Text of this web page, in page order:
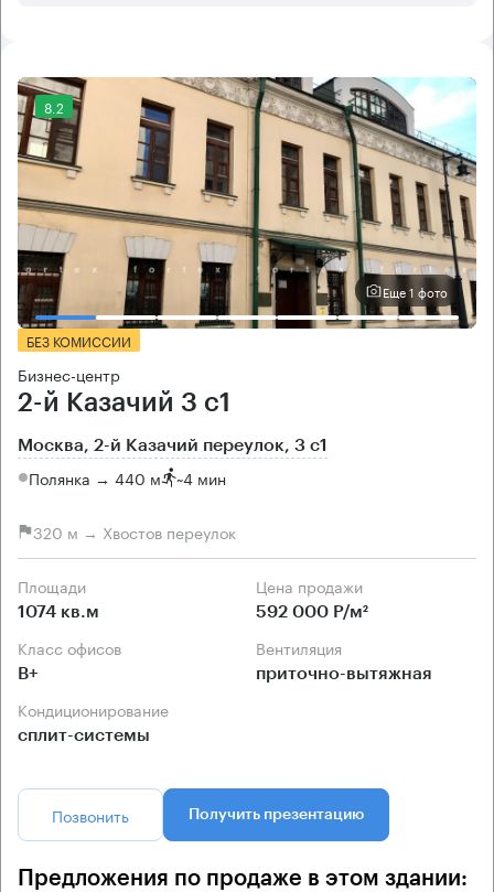
8.2
Еще 1 фото
БЕЗ КОМИССИИ
Бизнес-центр
2-й Казачий 3 с1
Москва, 2-й Казачий переулок, 3 с1
Полянка → 440 м ~4 мин
320 м → Хвостов переулок
Площади
1074 кв.м
Цена продажи
592 000 Р/м²
Класс офисов
B+
Вентиляция
приточно-вытяжная
Кондиционирование
сплит-системы
Позвонить Получить презентацию
Предложения по продаже в этом здании: